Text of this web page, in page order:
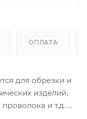
ОПЛАТА
для обрезки и
изделий,
и т.д.